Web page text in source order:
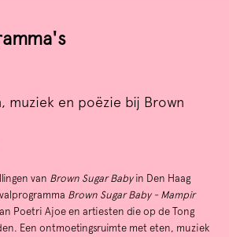
muziek en poëzie bij Brown
van Brown Sugar Babyin Den Haag
Brown Sugar Baby - Mampir
Poetri Ajoe en artiesten die op de Tong
Een ontmoetingsruimte met eten, muziek